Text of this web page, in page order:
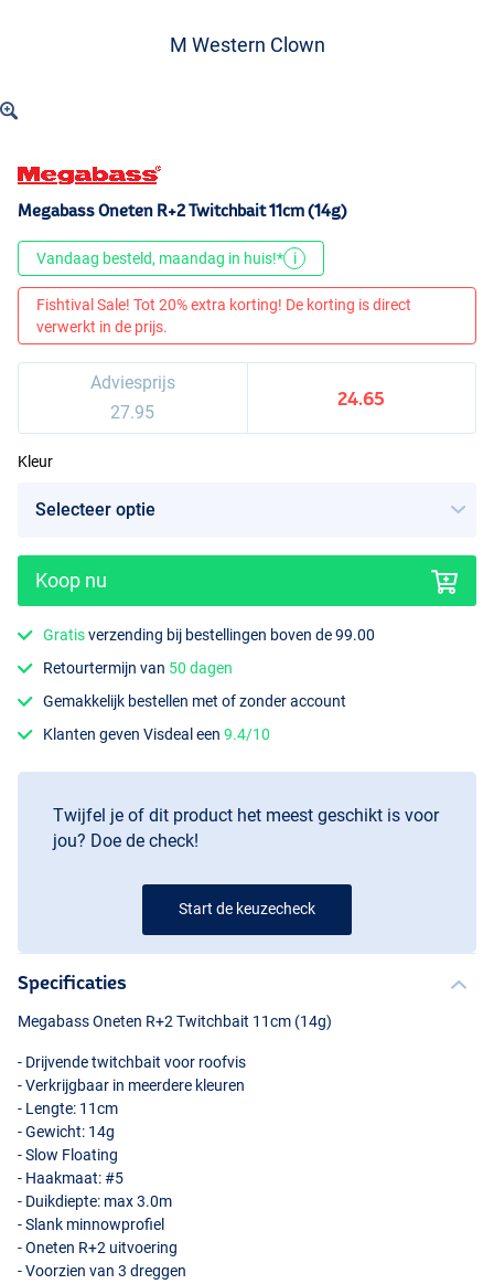
M Western Clown
Gg Flashing Wakasagi
Gg Megabass Kinkuro
Megabass Oneten R+2 Twitchbait 11cm (14g)
Vandaag besteld, maandag in huis!* i
Fishtival Sale! Tot 20% extra korting! De korting is direct
verwerkt in de prijs.
Adviesprijs
27.95
24.65
Kleur
Koop nu
Gratisverzending bij bestellingen boven de 99.00
Retourtermijn van 50 dagen
Gemakkelijk bestellen met of zonder account
Klanten geven Visdeal een9.4/10
Twijfel je of dit product het meest geschikt is voor
jou? Doe de check!
Start de keuzecheck
Specificaties
Megabass Oneten R+2 Twitchbait 11cm (14g)
- Drijvende twitchbait voor roofvis
- Verkrijgbaar in meerdere kleuren
- Lengte: 11cm
- Gewicht: 14g
- Slow Floating
- Haakmaat: #5
- Duikdiepte: max 3.0m
- Slank minnowprofiel
- Oneten R+2 uitvoering
- Voorzien van 3 dreggen